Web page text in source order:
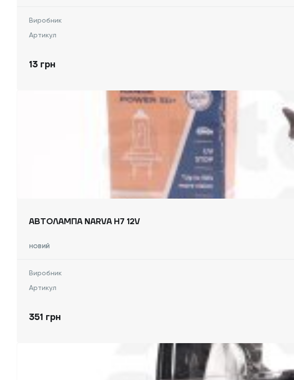
Виробник
Артикул
13 грн
АВТОЛАМПА NARVA H7 12V
НОВИЙ
Виробник
Артикул
351 грн